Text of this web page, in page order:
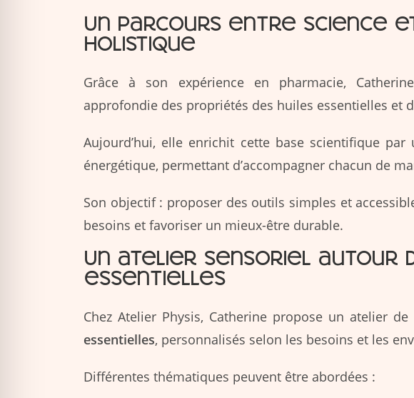
Un parcours entre science
holistique
Grâce à son expérience en pharmacie,
approfondie des propriétés des huiles essentielles et
Aujourd’hui, elle enrichit cette base scientifique
énergétique, permettant d’accompagner chacun de
Son objectif : proposer des outils simples et
besoins et favoriser un mieux-être durable.
Un atelier sensoriel autour
essentielles
Chez Atelier Physis, Catherine propose un atelier
essentielles, personnalisés selon les besoins et les
Différentes thématiques peuvent être abordées :